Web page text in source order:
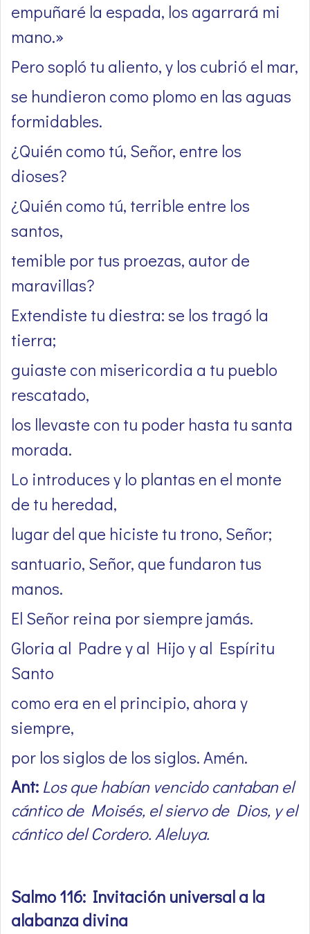
empuñaré la espada, los agarrará mi
mano.»
Pero sopló tu aliento, y los cubrió el mar,
se hundieron como plomo en las aguas
formidables.
¿Quién como tú, Señor, entre los
dioses?
¿Quién como tú, terrible entre los
santos,
temible por tus proezas, autor de
maravillas?
Extendiste tu diestra: se los tragó la
tierra;
guiaste con misericordia a tu pueblo
rescatado,
los llevaste con tu poder hasta tu santa
morada.
Lo introduces y lo plantas en el monte
de tu heredad,
lugar del que hiciste tu trono, Señor;
santuario, Señor, que fundaron tus
manos.
El Señor reina por siempre jamás.
Gloria al Padre y al Hijo y al Espíritu
Santo
como era en el principio, ahora y
siempre,
por los siglos de los siglos. Amén.
Ant: Los que habían vencido cantaban el
cántico de Moisés, el siervo de Dios, y el
cántico del Cordero. Aleluya.
Salmo 116: Invitación universal a la
alabanza divina